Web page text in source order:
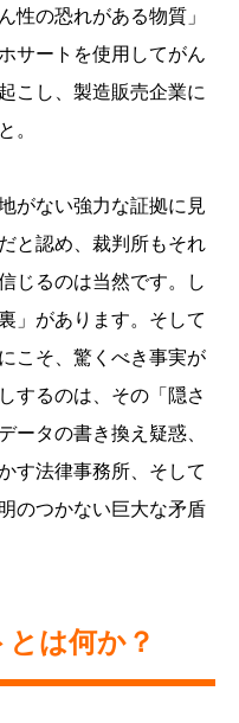
性の恐れがある物質」
サートを使用してがん
こし、製造販売企業に
。
がない強力な証拠に見
と認め、裁判所もそれ
じるのは当然です。し
」があります。そして
こそ、驚くべき事実が
するのは、その「隠さ
ータの書き換え疑惑、
す法律事務所、そして
のつかない巨大な矛盾
は何か？